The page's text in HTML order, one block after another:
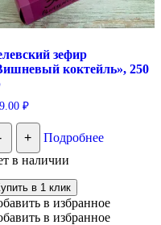
зефир
коктейль», 250
₽
+
Подробнее
в наличии
в 1 клик
в избранное
в избранное